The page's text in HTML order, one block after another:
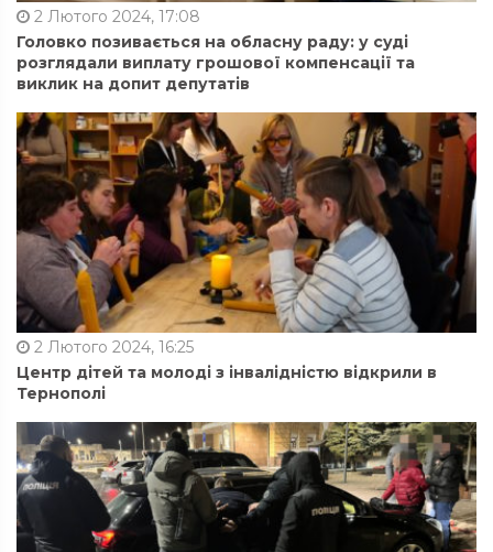
2 Лютого 2024, 17:08
Головко позивається на обласну раду: у суді
розглядали виплату грошової компенсації та
виклик на допит депутатів
2 Лютого 2024, 16:25
Центр дітей та молоді з інвалідністю відкрили в
Тернополі